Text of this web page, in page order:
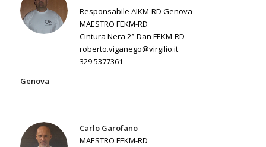
Responsabile AIKM-RD Genova
MAESTRO FEKM-RD
Cintura Nera 2° Dan FEKM-RD
roberto.viganego@virgilio.it
329 5377361
Genova
Carlo Garofano
MAESTRO FEKM-RD